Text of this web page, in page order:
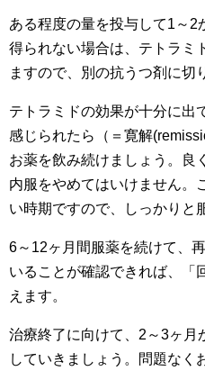
ある程度の量を投与して1～2
得られない場合は、テトラミ
ますので、別の抗うつ剤に切
テトラミドの効果が十分に出
感じられたら（＝寛解
お薬を飲み続けましょう。良
内服をやめてはいけません。
い時期ですので、しっかりと
6～12ヶ月間服薬を続けて、
いることが確認できれば、「
えます。
治療終了に向けて、2～3ヶ月
していきましょう。問題なく